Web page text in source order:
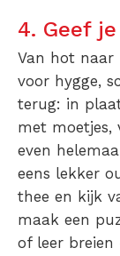
4. Geef
Van hot naar
voor hygge,
terug: in
met moetjes,
even
eens lekker
thee en kijk
maak een
of leer